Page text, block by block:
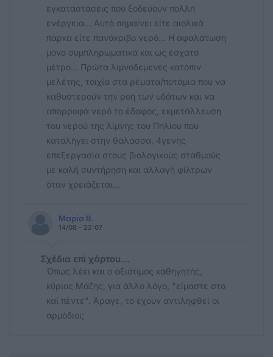
εγκαταστάσεις που ξοδεύουν πολλή
ενέργεια... Αυτό σημαίνει είτε αιολικά
πάρκα είτε πανάκριβο νερό... Η αφαλάτωση
μονο συμπληρωματικά και ως έσχατο
μέτρο... Πρώτα λιμνοδεμενες κατόπιν
μελέτης, τοιχία στα ρέματα/ποτάμια που να
καθυστερούν την ροή των υδάτων και να
απορροφά νερό το έδαφος, εκμετάλλευση
του νερού της λίμνης του Πηλίου που
καταλήγει στην θάλασσα, 4γενης
επεξεργασία στους βιολογικούς σταθμούς
με καλή συντήρηση και αλλαγή φίλτρων
όταν χρειάζεται...
Μαρία Β.
14/08 - 22:07
Σχέδια επί χάρτου...
Όπως λέει και ο αξιότιμος καθηγητής,
κύριος Μάζης, για άλλο λόγο, "είμαστε στο
καί πέντε". Άραγε, το έχουν αντιληφθεί οι
αρμόδιοι;